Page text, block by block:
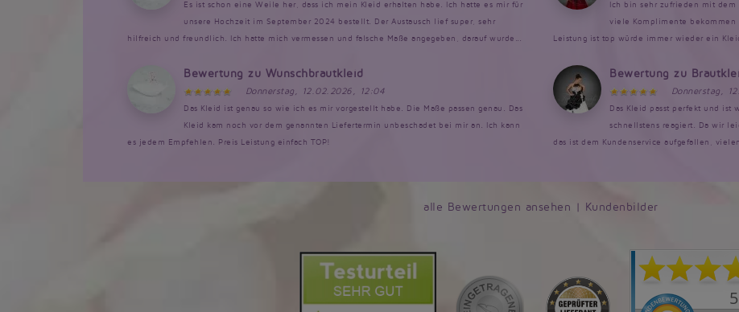
Es ist schon eine Weile her, dass ich mein Kleid erhalten habe. Ich hatte es mir für
unsere Hochzeit im September 2024 bestellt. Der Austausch lief super, sehr
hilfreich und freundlich. Ich hatte mich vermessen und falsche Maße angegeben, darauf wurde...
Ich bin sehr zufrieden mit dem
viele Komplimente bekommen
Leistung ist top würde immer wieder ein
Bewertung zu Wunschbrautkleid
Donnerstag, 12.02.2026, 12:04
Das Kleid ist genau so wie ich es mir vorgestellt habe. Die Maße passen genau. Das
Kleid kam noch vor dem genannten Liefertermin unbeschadet bei mir an. Ich kann
es jedem Empfehlen. Preis Leistung einfach TOP!
Bewertung zu
Donnerstag,
Das Kleid passt perfekt und ist
schnellstens reagiert. Da wir
das ist dem Kundenservice aufgefallen,
alle Bewertungen ansehen | Kundenbilder